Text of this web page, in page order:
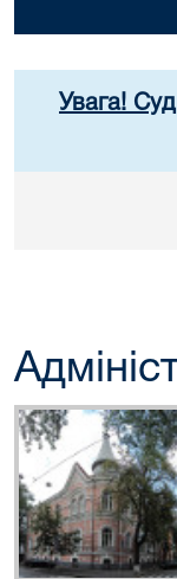
Увага!